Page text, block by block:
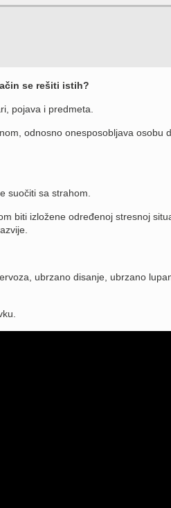
se rešiti istih?
pojava i predmeta.
odnosno onesposobljava osobu
suočiti sa strahom.
biti izložene određenoj stresnoj
ubrzano disanje, ubrzano